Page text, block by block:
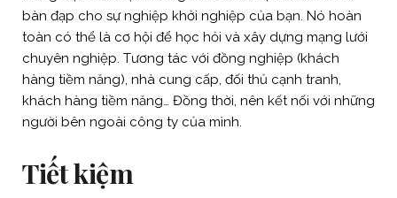
bàn đạp cho sự nghiệp khởi nghiệp của bạn. Nó hoàn
toàn có thể là cơ hội để học hỏi và xây dựng mạng lưới
chuyên nghiệp. Tương tác với đồng nghiệp (khách
hàng tiềm năng), nhà cung cấp, đối thủ cạnh tranh,
khách hàng tiềm năng… Đồng thời, nên kết nối với những
người bên ngoài công ty của mình.
Tiết kiệm